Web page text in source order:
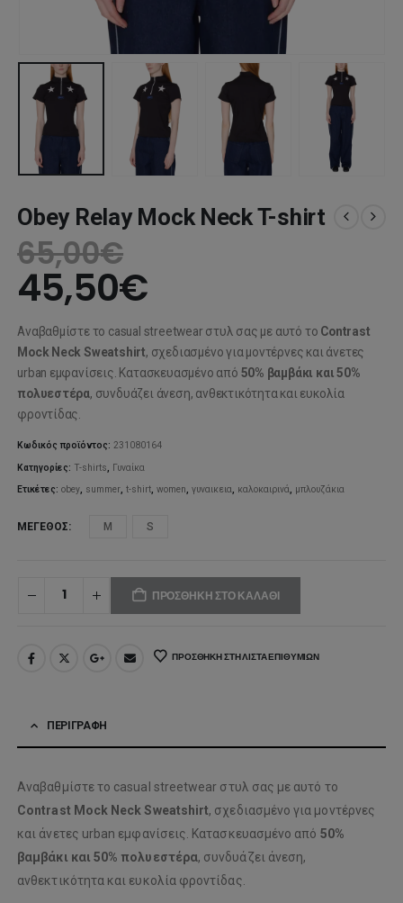
Obey Relay Mock Neck T-shirt
65,00€
45,50€
Αναβαθμίστε το casual streetwear στυλ σας με αυτό το Contrast
Mock Neck Sweatshirt, σχεδιασμένο για μοντέρνες και άνετες
urban εμφανίσεις. Κατασκευασμένο από 50% βαμβάκι και 50%
πολυεστέρα, συνδυάζει άνεση, ανθεκτικότητα και ευκολία
φροντίδας.
Κωδικός προϊόντος:231080164
Κατηγορίες: T-shirts, Γυναίκα
Ετικέτες:obey, summer,t-shirt,women,γυναικεια, καλοκαιρινά, μπλουζάκια
ΜΈΓΕΘΟΣ M S
ΠΡΟΣΘΉΚΗ ΣΤΟ ΚΑΛΆΘΙ
ΠΡΟΣΘΉΚΗ ΣΤΗ ΛΊΣΤΑ ΕΠΙΘΥΜΙΏΝ
ΠΕΡΙΓΡΑΦΉ
Αναβαθμίστε το casual streetwear στυλ σας με αυτό το
Contrast Mock Neck Sweatshirt, σχεδιασμένο για μοντέρνες
και άνετες urban εμφανίσεις. Κατασκευασμένο από 50%
βαμβάκι και 50% πολυεστέρα, συνδυάζει άνεση,
ανθεκτικότητα και ευκολία φροντίδας.